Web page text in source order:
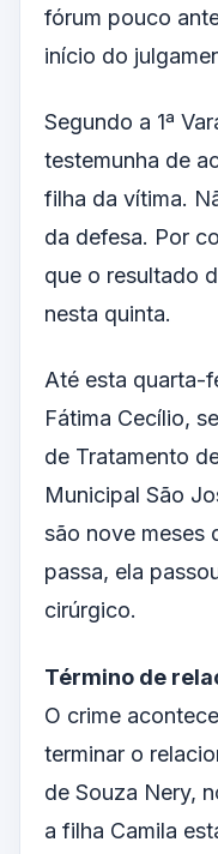
fórum pouco
início do
Segundo a 1ª
testemunha de
filha da vítima.
da defesa. Por
que o resultado
nesta quinta.
Até esta quarta-
Fátima Cecílio,
de Tratamento
Municipal São
são nove meses
passa, ela
cirúrgico.
Término de
O crime
terminar o
de Souza Nery,
a filha Camila